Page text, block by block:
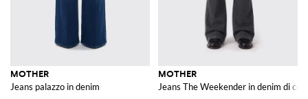
MOTHER
Jeans palazzo in denim
MOTHER
Jeans The Weekender in denim di